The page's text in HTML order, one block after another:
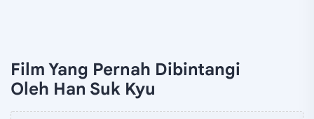
Film Yang Pernah Dibintangi
Oleh Han Suk Kyu